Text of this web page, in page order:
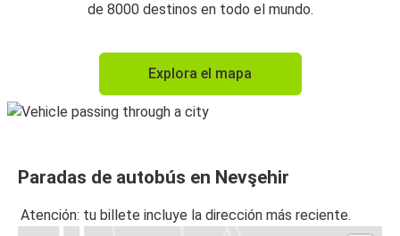
Nevşehir
Esmirna
Konya
Nevşehir
de 8000 destinos en todo el mundo.
Explora el mapa
Paradas de autobús en Nevşehir
Atención: tu billete incluye la dirección más reciente.